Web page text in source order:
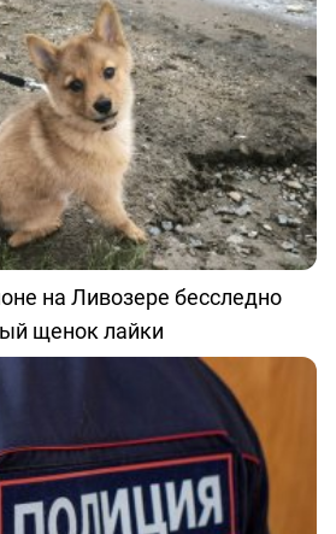
на Ливозере бесследно
щенок лайки